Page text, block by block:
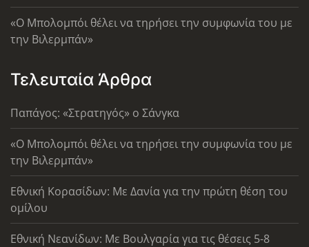
«Ο Μπολομπόι θέλει να τηρήσει την συμφωνία του με
την Βιλερμπάν»
Τελευταία Άρθρα
Παπάγος: «Στρατηγός» ο Σάνγκα
«Ο Μπολομπόι θέλει να τηρήσει την συμφωνία του με
την Βιλερμπάν»
Εθνική Κορασίδων: Με Δανία για την πρώτη θέση του
ομίλου
Εθνική Νεανίδων: Με Βουλγαρία για τις θέσεις 5-8